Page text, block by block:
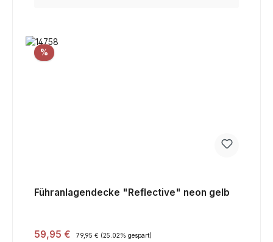
%Rabatt
Führanlagendecke "Reflective" neon gelb
Verkaufspreis:
59,95 € Regulärer Preis:
79,95 € (25.02% gespart)